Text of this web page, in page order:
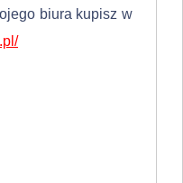
biura kupisz w